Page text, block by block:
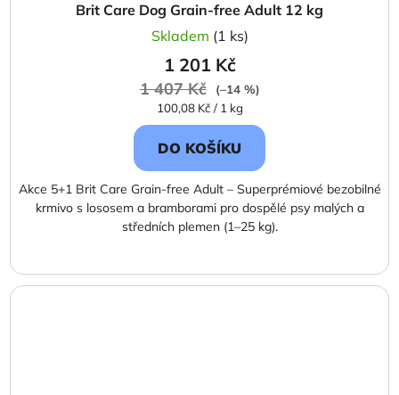
Brit Care Dog Grain-free Adult 12 kg
Skladem (1 ks)
1 201 Kč
1 407 Kč
(–14 %)
Měrná
cena:
100,08 Kč / 1 kg
DO KOŠÍKU
Akce 5+1 Brit Care Grain-free Adult – Superprémiové bezobilné
krmivo s lososem a bramborami pro dospělé psy malých a
středních plemen (1–25 kg).